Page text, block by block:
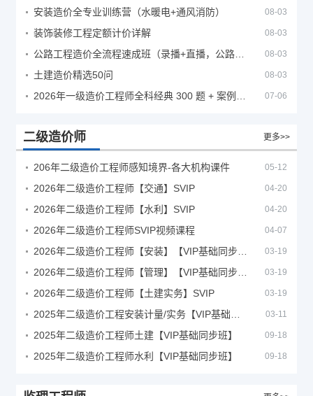
安装造价全专业训练营（水暖电+通风消防） 08-03
装饰装修工程定额计价详解 08-03
08-03
土建造价精选50问 08-03
07-06
二级造价师 更多>>
206年二级造价工程师感知境界-各大机构课件 05-12
2026年二级造价工程师【交通】SVIP 04-20
2026年二级造价工程师【水利】SVIP 04-20
2026年二级造价工程师SVIP视频课程 04-07
03-19
03-19
2026年二级造价工程师【土建实务】SVIP 03-19
03-11
2025年二级造价工程师土建【VIP基础同步班】 09-18
2025年二级造价工程师水利【VIP基础同步班】 09-18